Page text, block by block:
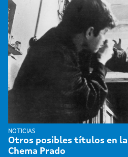
NOTICIAS
Otros posibles títulos en
Chema Prado